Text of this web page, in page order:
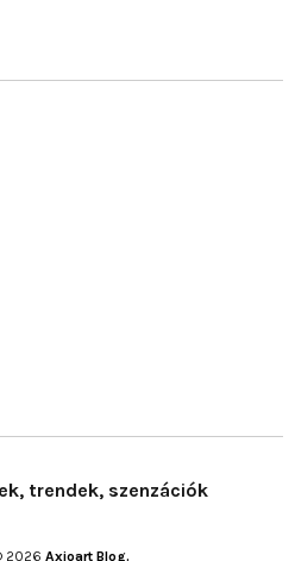
trendek, szenzációk
2026 Axioart Blog.